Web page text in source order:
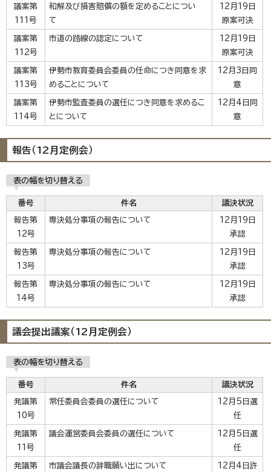
議案第
111号
和解及び損害賠償の額を定めることについ
て
12月19日
原案可決
議案第
112号
市道の路線の認定について
12月19日
原案可決
議案第
113号
伊勢市教育委員会委員の任命につき同意を求
めることについて
12月3日同
意
議案第
114号
伊勢市監査委員の選任につき同意を求めるこ
とについて
12月4日同
意
報告（12月定例会）
表の幅を切り替える
番号 件名 議決状況
報告第
12号
専決処分事項の報告について
12月19日
承認
報告第
13号
専決処分事項の報告について
12月19日
承認
報告第
14号
専決処分事項の報告について
12月19日
承認
議会提出議案（12月定例会）
表の幅を切り替える
番号 件名 議決状況
発議第
10号
常任委員会委員の選任について
12月5日選
任
発議第
11号
議会運営委員会委員の選任について
12月5日選
任
発議第
市議会議長の辞職願い出について
12月4日許